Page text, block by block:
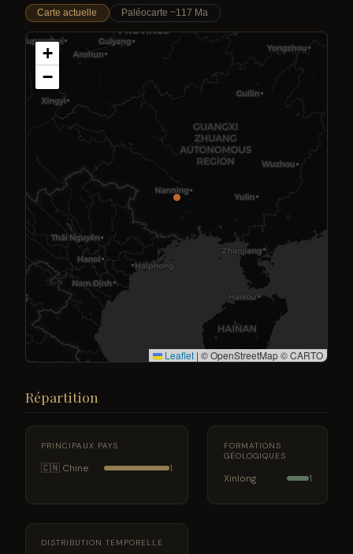
Carte actuelle Paléocarte ~117 Ma
+
−
Leaflet | © OpenStreetMap © CARTO
Répartition
PRINCIPAUX PAYS
🇨🇳 Chine 1
FORMATIONS
GÉOLOGIQUES
Xinlong 1
DISTRIBUTION TEMPORELLE